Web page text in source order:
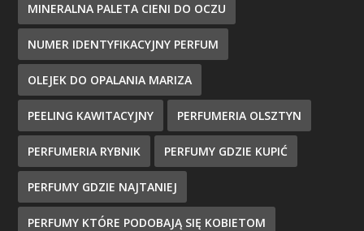
MINERALNA PALETA CIENI DO OCZU
NUMER IDENTYFIKACYJNY PERFUM
OLEJEK DO OPALANIA MARIZA
PEELING KAWITACYJNY PERFUMERIA OLSZTYN
PERFUMERIA RYBNIK PERFUMY GDZIE KUPIĆ
PERFUMY GDZIE NAJTANIEJ
PERFUMY KTÓRE PODOBAJĄ SIĘ KOBIETOM